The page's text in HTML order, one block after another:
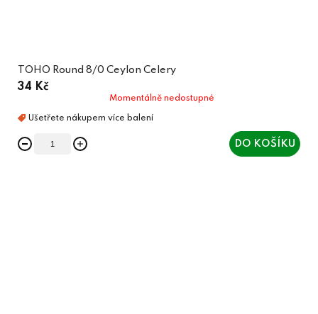
TOHO Round 8/0 Ceylon Celery
34 Kč
Momentálně nedostupné
DO KOŠÍKU